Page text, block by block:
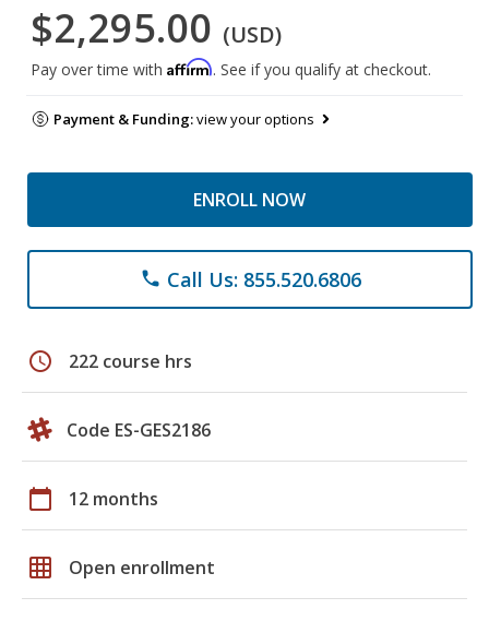
$2,295.00 (USD)
Pay over time with Affirm. See if you qualify at checkout.
Payment & Funding:view your options
ENROLL NOW
phone Call Us: 855.520.6806
schedule 222 course hrs
Code ES-GES2186
calendar_today 12 months
grid_on Open enrollment